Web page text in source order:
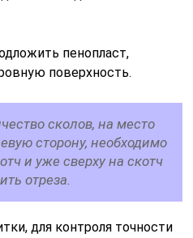
пенопласт,
поверхность.
сколов, на место
сторону, необходимо
и уже сверху на скотч
отреза.
для контроля точности